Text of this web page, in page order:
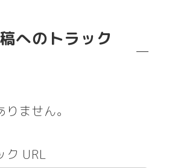
へのトラック
ません。
ク URL